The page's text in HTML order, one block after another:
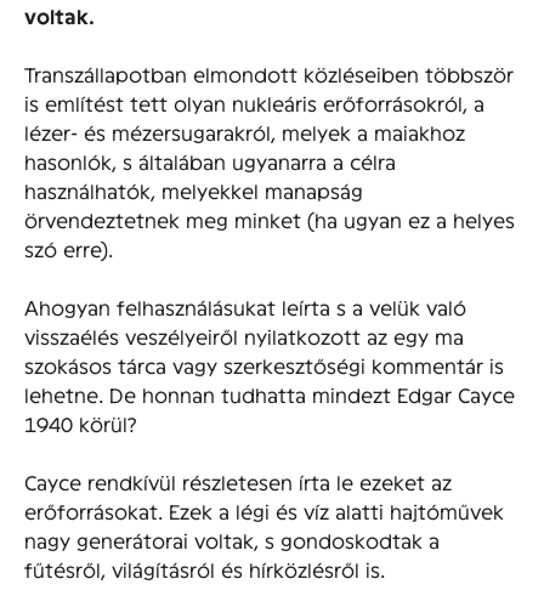
voltak.
Transzállapotban elmondott közléseiben többször
is említést tett olyan nukleáris erőforrásokról, a
lézer- és mézersugarakról, melyek a maiakhoz
hasonlók, s általában ugyanarra a célra
használhatók, melyekkel manapság
örvendeztetnek meg minket (ha ugyan ez a helyes
szó erre).
Ahogyan felhasználásukat leírta s a velük való
visszaélés veszélyeiről nyilatkozott az egy ma
szokásos tárca vagy szerkesztőségi kommentár is
lehetne. De honnan tudhatta mindezt Edgar Cayce
1940 körül?
Cayce rendkívül részletesen írta le ezeket az
erőforrásokat. Ezek a légi és víz alatti hajtóművek
nagy generátorai voltak, s gondoskodtak a
fűtésről, világításról és hírközlésről is.